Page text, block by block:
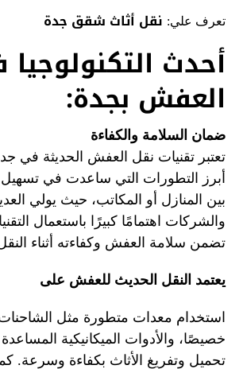
تعرف علي: نقل أثاث شقق جدة
أحدث
العفش بجدة:
ضمان السلامة والكفاءة
تعتبر تقنيات نقل العفش الحديثة في
أبرز التطورات التي ساعدت في تسهيل
بين المنازل أو المكاتب، حيث يولي
والشركات اهتمامًا كبيرًا باستعمال
تضمن سلامة العفش وكفاءته أثناء
يعتمد النقل الحديث للعفش على
استخدام معدات متطورة مثل
خصيصًا، والأدوات الميكانيكية
تحميل وتفريغ الأثاث بكفاءة وسرعة.